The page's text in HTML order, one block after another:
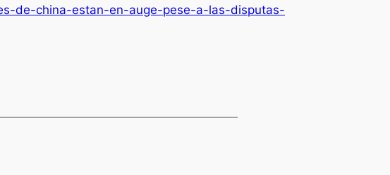
de-china-estan-en-auge-pese-a-las-disputas-